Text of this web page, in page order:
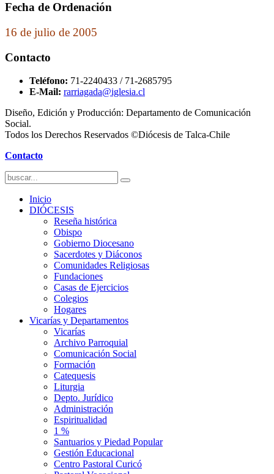
Fecha de Ordenación
16 de julio de 2005
Contacto
Teléfono: 71-2240433 / 71-2685795
E-Mail: rarriagada@iglesia.cl
Diseño, Edición y Producción: Departamento de Comunicación
Social.
Todos los Derechos Reservados ©Diócesis de Talca-Chile
Contacto
Inicio
DIÓCESIS
Reseña histórica
Obispo
Gobierno Diocesano
Sacerdotes y Diáconos
Comunidades Religiosas
Fundaciones
Casas de Ejercicios
Colegios
Hogares
Vicarías y Departamentos
Vicarías
Archivo Parroquial
Comunicación Social
Formación
Catequesis
Liturgia
Depto. Jurídico
Administración
Espiritualidad
1 %
Santuarios y Piedad Popular
Gestión Educacional
Centro Pastoral Curicó